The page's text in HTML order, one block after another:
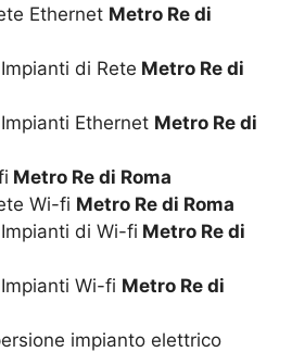
Ethernet Metro Re di
di Rete Metro Re di
Ethernet Metro Re di
Metro Re di Roma
Wi-fi Metro Re di Roma
di Wi-fi Metro Re di
Wi-fi Metro Re di
impianto elettrico